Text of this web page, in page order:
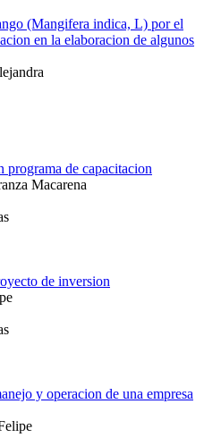
(Mangifera indica, L) por el
en la elaboracion de algunos
de capacitacion
Macarena
de inversion
y operacion de una empresa